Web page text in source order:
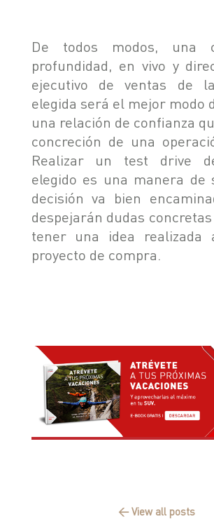
De todos modos, una
profundidad, en vivo y
ejecutivo de ventas de
elegida será el mejor modo
una relación de confianza
concreción de una
Realizar un test drive
elegido es una manera de
decisión va bien
despejarán dudas
tener una idea realizada
proyecto de compra.
← View all posts